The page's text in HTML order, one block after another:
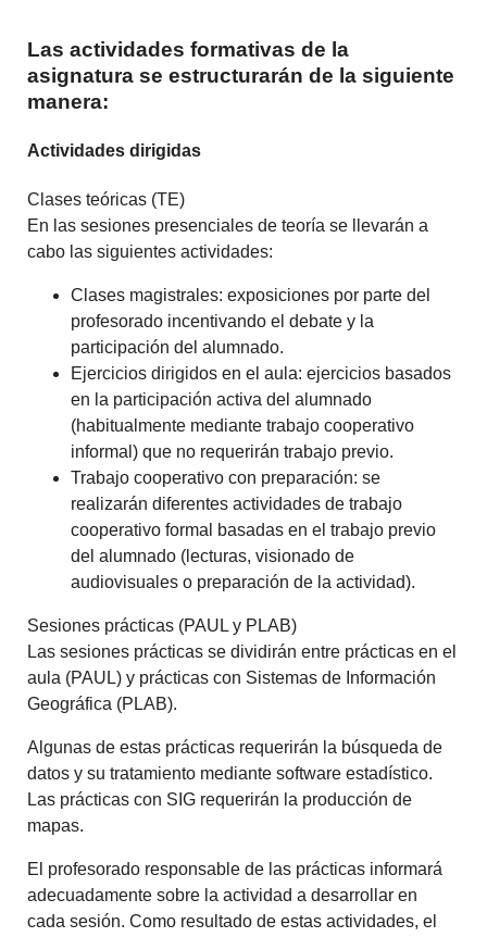
Las actividades formativas de la
asignatura se estructurarán de la siguiente
manera:
Actividades dirigidas
Clases teóricas (TE)
En las sesiones presenciales de teoría se llevarán a
cabo las siguientes actividades:
Clases magistrales: exposiciones por parte del
profesorado incentivando el debate y la
participación del alumnado.
Ejercicios dirigidos en el aula: ejercicios basados
en la participación activa del alumnado
(habitualmente mediante trabajo cooperativo
informal) que no requerirán trabajo previo.
Trabajo cooperativo con preparación: se
realizarán diferentes actividades de trabajo
cooperativo formal basadas en el trabajo previo
del alumnado (lecturas, visionado de
audiovisuales o preparación de la actividad).
Sesiones prácticas (PAUL y PLAB)
Las sesiones prácticas se dividirán entre prácticas en el
aula (PAUL) y prácticas con Sistemas de Información
Geográfica (PLAB).
Algunas de estas prácticas requerirán la búsqueda de
datos y su tratamiento mediante software estadístico.
Las prácticas con SIG requerirán la producción de
mapas.
El profesorado responsable de las prácticas informará
adecuadamente sobre la actividad a desarrollar en
cada sesión. Como resultado de estas actividades, el